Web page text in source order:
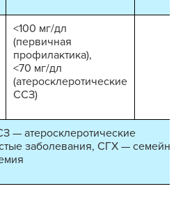
<100 мг/дл
(первичная
профилактика),
<70 мг/дл
(атеросклеротические
ССЗ)
— атеросклеротические
заболевания, СГХ — семейная